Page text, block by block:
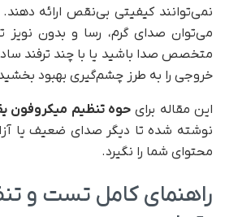
نمی‌توانند کیفیتی بی‌نقص ارائه
می‌توان صدای گرم، رسا و بدون نویز
متخصص صدا باشید یا با چند ترفند
خروجی را به طرز چشم‌گیری بهبود
این مقاله برای حوه تنظیم میکروفون
نوشته شده تا دیگر صدای ضعیف یا
محتوای شما را نگیرد.
راهنمای کامل تست و